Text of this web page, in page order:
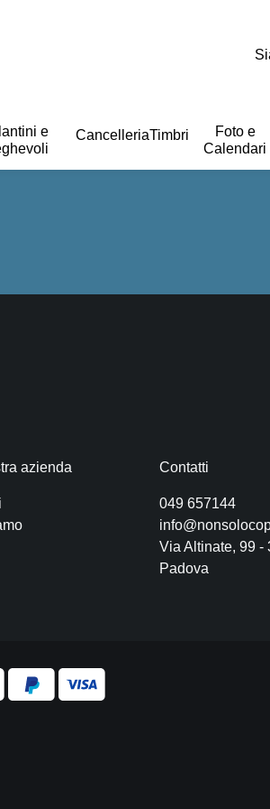
e
CancelleriaTimbri
Foto e
Calendari
azienda Contatti
049 657144
Via Altinate, 99 -
Padova